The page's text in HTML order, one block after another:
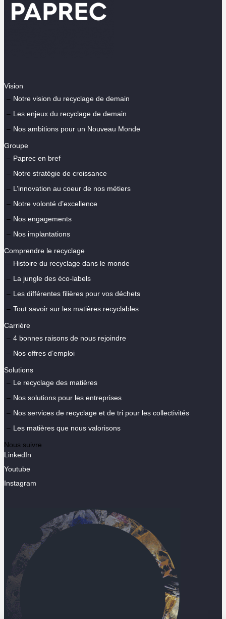
Vision
Notre vision du recyclage de demain
Les enjeux du recyclage de demain
Nos ambitions pour un Nouveau Monde
Groupe
Paprec en bref
Notre stratégie de croissance
L’innovation au coeur de nos métiers
Notre volonté d’excellence
Nos engagements
Nos implantations
Comprendre le recyclage
Histoire du recyclage dans le monde
La jungle des éco-labels
Les différentes filières pour vos déchets
Tout savoir sur les matières recyclables
Carrière
4 bonnes raisons de nous rejoindre
Nos offres d’emploi
Solutions
Le recyclage des matières
Nos solutions pour les entreprises
Nos services de recyclage et de tri pour les collectivités
Les matières que nous valorisons
Nous suivre
LinkedIn
Youtube
Instagram